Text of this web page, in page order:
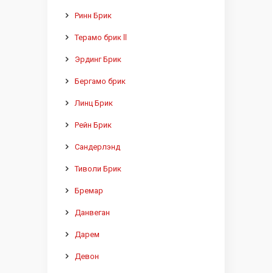
Ринн Брик
Терамо брик ll
Эрдинг Брик
Бергамо брик
Линц Брик
Рейн Брик
Сандерлэнд
Тиволи Брик
Бремар
Данвеган
Дарем
Девон